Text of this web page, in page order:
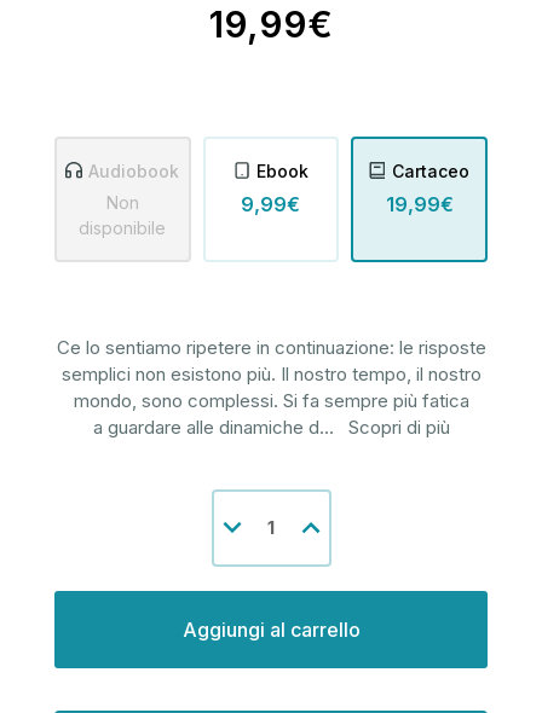
19,99€
Audiobook
Non
disponibile
Ebook
9,99€
Cartaceo
19,99€
Ce lo sentiamo ripetere in continuazione: le risposte
semplici non esistono più. Il nostro tempo, il nostro
mondo, sono complessi. Si fa sempre più fatica
a guardare alle dinamiche d... Scopri di più
Diminuisci
la
di
Aumenta
la
di